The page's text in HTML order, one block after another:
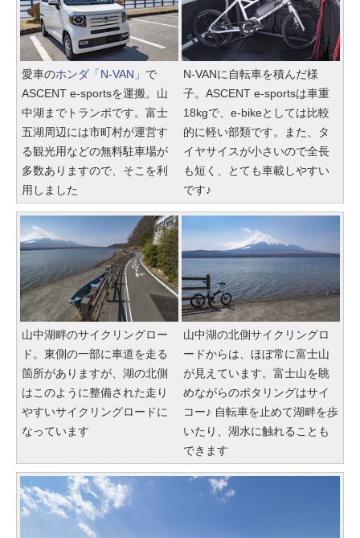
愛車のホンダ「N-VAN」 で
ASCENT e-sportsを運搬。山
中湖までトランポです。富士
五湖周辺には市町村が運営す
る観光用などの無料駐車場が
多数ありますので、そこを利
用しました
N-VANに自転車を積んだ様
子。ASCENT e-sportsは車重
18kgで、e-bikeとしては比較
的に軽い部類です。また、タ
イヤサイスが小さいので全長
も短く、とても車載しやすい
です♪
山中湖畔のサイクリングロー
ド。東側の一部に車道を走る
箇所がありますが、湖の北側
はこのように整備された走り
やすいサイクリングロードに
なっています
山中湖の北側サイクリングロ
ードからは、ほぼ常に富士山
が見えています。富士山を眺
めながらのポタリングはサイ
コー♪ 自転車を止めて湖畔を歩
いたり、湖水に触れることも
できます